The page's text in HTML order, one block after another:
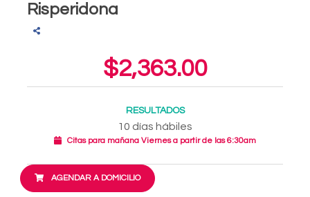
Risperidona
$2,363.00
RESULTADOS
10 días hábiles
Citas para mañana Viernes a partir de las 6:30am
AGENDAR A DOMICILIO